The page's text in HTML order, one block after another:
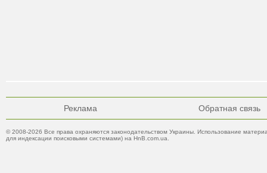
Реклама Обратная связь
© 2008-2026 Все права охраняются законодательством Украины. Использование
для индексации поисковыми системами) на HnB.com.ua.